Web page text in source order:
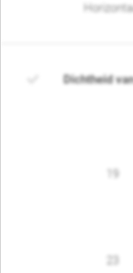
Dichtheid
19